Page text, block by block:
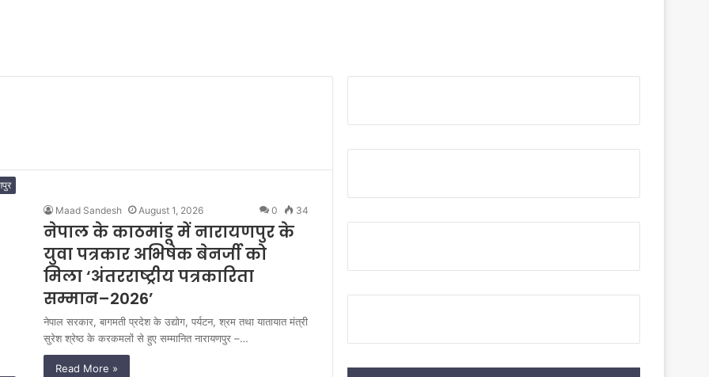
Maad Sandesh August 1, 2026 0 34
नेपाल के काठमांडू में नारायणपुर के
युवा पत्रकार अभिषेक बेनर्जी को
मिला ‘अंतरराष्ट्रीय पत्रकारिता
सम्मान–2026’
नेपाल सरकार, बागमती प्रदेश के उद्योग, पर्यटन, श्रम तथा यातायात मंत्री
सुरेश श्रेष्ठ के करकमलों से हुए सम्मानित नारायणपुर –…
Read More »